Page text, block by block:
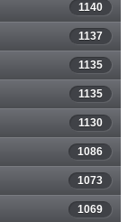
1140
1137
1135
1135
1130
1086
1073
1069